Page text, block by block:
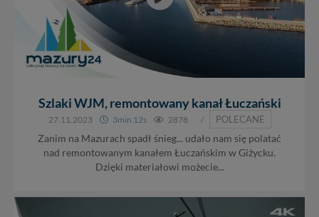
Szlaki WJM, remontowany kanał Łuczański
27.11.2023 3min 12s 2878 /
POLECANE
Zanim na Mazurach spadł śnieg... udało nam się polatać
nad remontowanym kanałem Łuczańskim w Giżycku.
Dzięki materiałowi możecie...